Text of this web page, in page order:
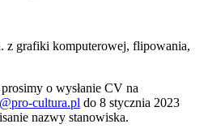
grafiki komputerowej, flipowania,
o wysłanie CV na
cultura.pl do 8 stycznia 2023
nazwy stanowiska.